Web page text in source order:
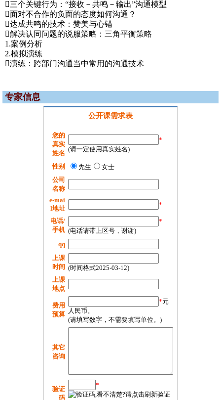
三个关键行为：“接收－共鸣－输出”沟通模型
面对不合作的负面的态度如何沟通？
达成共鸣的技术：赞美与心锚
解决认同问题的说服策略：三角平衡策略
1.案例分析
2.模拟演练
演练：跨部门沟通当中常用的沟通技术
专家信息
公开课需求表
您的
真实
姓名
*
(请一定使用真实姓名)
性别 先生
女士
公司
名称
e-mai
l地址
*
电话/
手机
*
(电话请带上区号，谢谢)
qq
上课
时间 (时间格式2025-03-12)
上课
地点
费用
预算
*元
人民币。
(请填写数字，不需要填写单位。)
其它
咨询
验证
码
*